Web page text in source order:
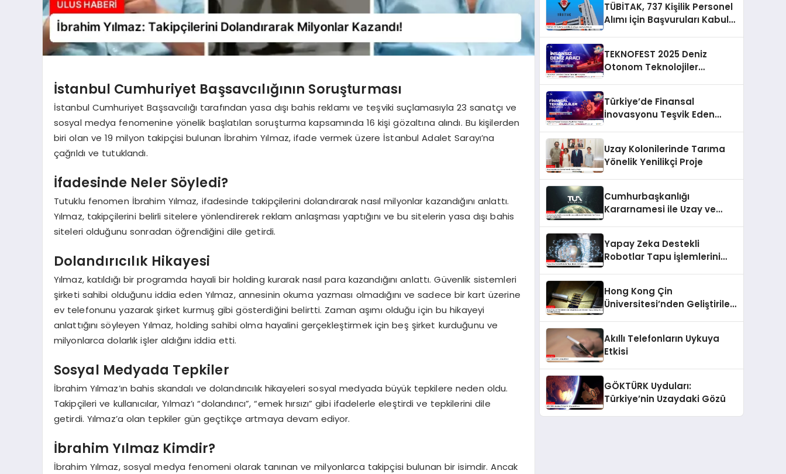
İstanbul Cumhuriyet Başsavcılığının Soruşturması
İstanbul Cumhuriyet Başsavcılığı tarafından yasa dışı bahis reklamı ve teşviki suçlamasıyla 23 sanatçı ve
sosyal medya fenomenine yönelik başlatılan soruşturma kapsamında 16 kişi gözaltına alındı. Bu kişilerden
biri olan ve 19 milyon takipçisi bulunan İbrahim Yılmaz, ifade vermek üzere İstanbul Adalet Sarayı’na
çağrıldı ve tutuklandı.
İfadesinde Neler Söyledi?
Tutuklu fenomen İbrahim Yılmaz, ifadesinde takipçilerini dolandırarak nasıl milyonlar kazandığını anlattı.
Yılmaz, takipçilerini belirli sitelere yönlendirerek reklam anlaşması yaptığını ve bu sitelerin yasa dışı bahis
siteleri olduğunu sonradan öğrendiğini dile getirdi.
Dolandırıcılık Hikayesi
Yılmaz, katıldığı bir programda hayali bir holding kurarak nasıl para kazandığını anlattı. Güvenlik sistemleri
şirketi sahibi olduğunu iddia eden Yılmaz, annesinin okuma yazması olmadığını ve sadece bir kart üzerine
ev telefonunu yazarak şirket kurmuş gibi gösterdiğini belirtti. Zaman aşımı olduğu için bu hikayeyi
anlattığını söyleyen Yılmaz, holding sahibi olma hayalini gerçekleştirmek için beş şirket kurduğunu ve
milyonlarca dolarlık işler aldığını iddia etti.
Sosyal Medyada Tepkiler
İbrahim Yılmaz’ın bahis skandalı ve dolandırıcılık hikayeleri sosyal medyada büyük tepkilere neden oldu.
Takipçileri ve kullanıcılar, Yılmaz’ı “dolandırıcı”, “emek hırsızı” gibi ifadelerle eleştirdi ve tepkilerini dile
getirdi. Yılmaz’a olan tepkiler gün geçtikçe artmaya devam ediyor.
İbrahim Yılmaz Kimdir?
İbrahim Yılmaz, sosyal medya fenomeni olarak tanınan ve milyonlarca takipçisi bulunan bir isimdir. Ancak
TÜBİTAK, 737 Kişilik Personel
Alımı İçin Başvuruları Kabul
TEKNOFEST 2025 Deniz
Otonom Teknolojiler
Türkiye’de Finansal
İnovasyonu Teşvik Eden
Uzay Kolonilerinde Tarıma
Yönelik Yenilikçi Proje
Cumhurbaşkanlığı
Kararnamesi ile Uzay ve
Oluşturuldu
Yapay Zeka Destekli
Robotlar Tapu İşlemlerini
Hong Kong Çin
Üniversitesi’nden Geliştirilen
Getirecek
Akıllı Telefonların Uykuya
Etkisi
GÖKTÜRK Uyduları:
Türkiye’nin Uzaydaki Gözü